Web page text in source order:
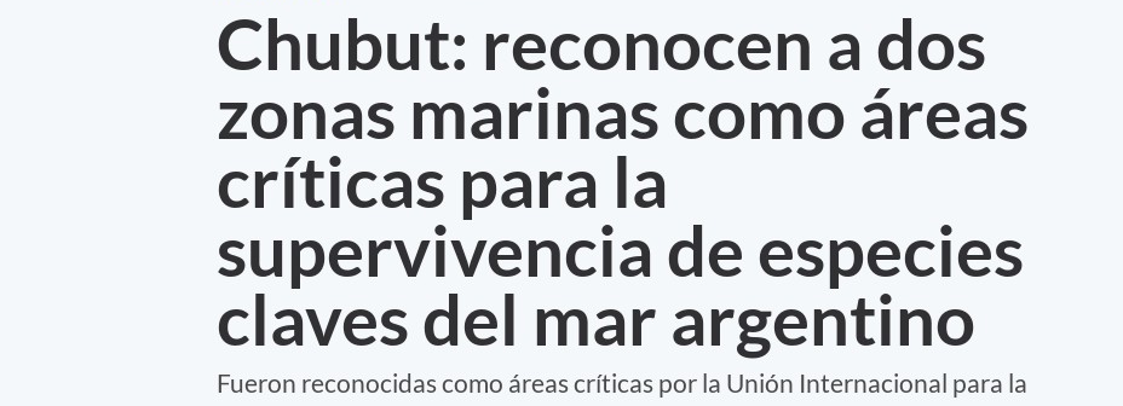
Chubut: reconocen a dos
zonas marinas como áreas
críticas para la
supervivencia de especies
claves del mar argentino
Fueron reconocidas como áreas críticas por la Unión Internacional para la